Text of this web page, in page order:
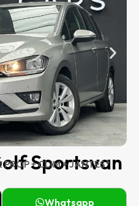
Sportsvan
+ CLIM + JANTES*
Whatsapp